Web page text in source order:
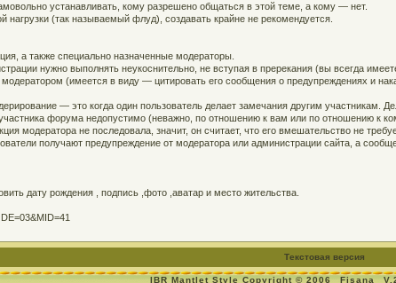
устанавливать, кому разрешено общаться в этой теме, а кому — нет.
(так называемый флуд), создавать крайне не рекомендуется.
а также специально назначенные модераторы.
нужно выполнять неукоснительно, не вступая в пререкания (вы всегда
(имеется в виду — цитировать его сообщения о предупреждениях и
— это когда один пользователь делает замечания другим участникам.
участника форума недопустимо (неважно, по отношению к вам или по отношению
модератора не последовала, значит, он считает, что его вмешательство не
получают предупреждение от модератора или администрации сайта, а
дату рождения , подпись ,фото ,аватар и место жительства.
Текстовая версия
IBR Mantlet Style Copyright © 2006 Fisana